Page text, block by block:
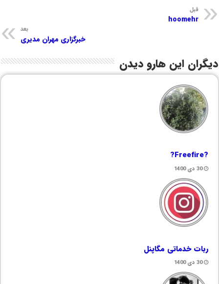
قبل
hoomehr
بعد
خبرگزاری مهران مدیری
دیگران این هارو دیدن
?Freefire?
30 دی 1400
ربات خدماتی مگاپنل
30 دی 1400